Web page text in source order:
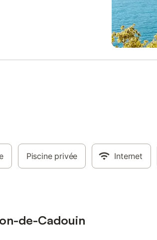
Piscine privée Internet
de-Cadouin